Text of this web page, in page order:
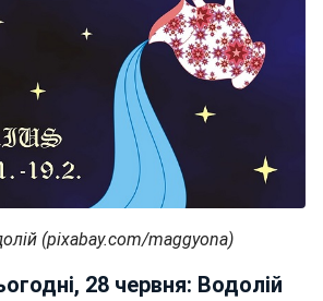
(pixabay.com/maggyona)
28 червня: Водолій